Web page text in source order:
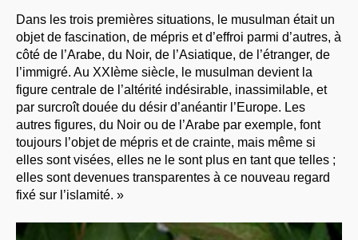
Dans les trois premières situations, le musulman était un
objet de fascination, de mépris et d’effroi parmi d’autres, à
côté de l’Arabe, du Noir, de l’Asiatique, de l’étranger, de
l’immigré. Au XXIème siècle, le musulman devient la
figure centrale de l’altérité indésirable, inassimilable, et
par surcroît douée du désir d’anéantir l’Europe. Les
autres figures, du Noir ou de l’Arabe par exemple, font
toujours l’objet de mépris et de crainte, mais même si
elles sont visées, elles ne le sont plus en tant que telles ;
elles sont devenues transparentes à ce nouveau regard
fixé sur l’islamité. »